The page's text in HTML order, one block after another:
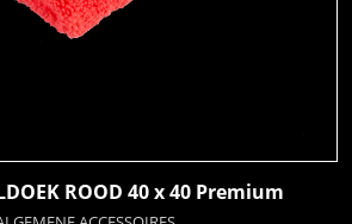
ROOD 40 x 40 Premium